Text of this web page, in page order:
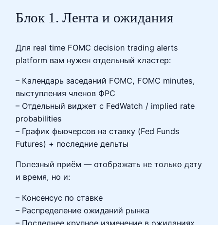
Блок 1. Лента и ожидания
Для real time FOMC decision trading alerts
platform вам нужен отдельный кластер:
– Календарь заседаний FOMC, FOMC minutes,
выступления членов ФРС
– Отдельный виджет с FedWatch / implied rate
probabilities
– График фьючерсов на ставку (Fed Funds
Futures) + последние дельты
Полезный приём — отображать не только дату
и время, но и:
– Консенсус по ставке
– Распределение ожиданий рынка
– Последнее крупное изменение в ожиданиях